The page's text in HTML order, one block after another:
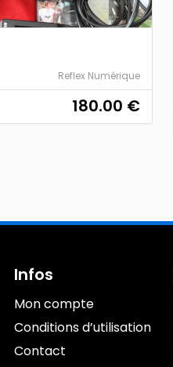
Reflex Numérique
180.00 €
Infos
Mon compte
Conditions d’utilisation
Contact